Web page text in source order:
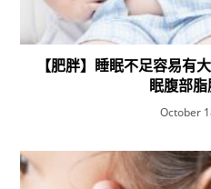
【肥胖】睡眠不足容易有
眠腹部
October